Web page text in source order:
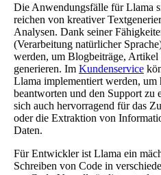
Die Anwendungsfälle für Llama
reichen von kreativer
Analysen. Dank seiner
(Verarbeitung natürlicher
werden, um Blogbeiträge,
generieren. Im Kundenservice
Llama implementiert werden, um
beantworten und den Support zu
sich auch hervorragend für das
oder die Extraktion von
Daten.
Für Entwickler ist Llama ein
Schreiben von Code in